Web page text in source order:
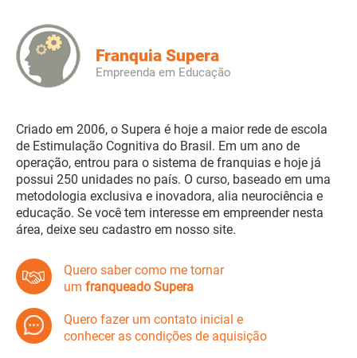
Franquia Supera
Empreenda em Educação
Criado em 2006, o Supera é hoje a maior rede de escola
de Estimulação Cognitiva do Brasil. Em um ano de
operação, entrou para o sistema de franquias e hoje já
possui 250 unidades no país. O curso, baseado em uma
metodologia exclusiva e inovadora, alia neurociência e
educação. Se você tem interesse em empreender nesta
área, deixe seu cadastro em nosso site.
Quero saber como me tornar
um franqueado Supera
Quero fazer um contato inicial e
conhecer as condições de aquisição